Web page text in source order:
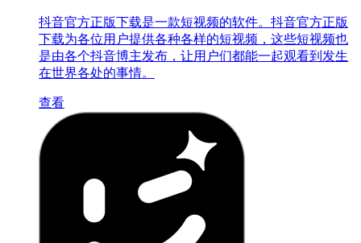
抖音官方正版下载是一款短视频的软件。抖音官方正版
下载为各位用户提供各种各样的短视频，这些短视频也
是由各个抖音博主发布，让用户们都能一起观看到发生
在世界各处的事情。
查看